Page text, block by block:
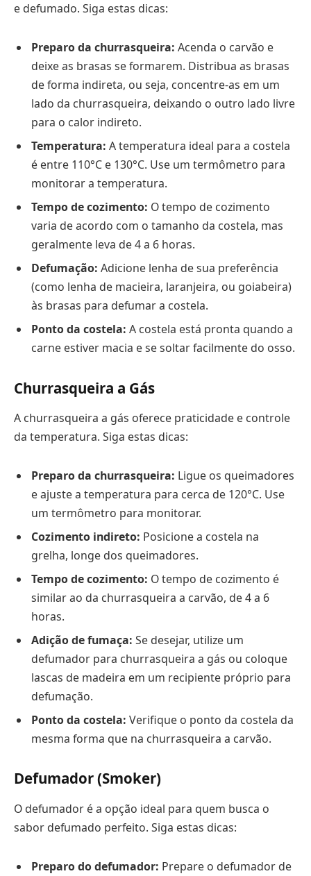
e defumado. Siga estas dicas:
Preparo da churrasqueira: Acenda o carvão e
deixe as brasas se formarem. Distribua as brasas
de forma indireta, ou seja, concentre-as em um
lado da churrasqueira, deixando o outro lado livre
para o calor indireto.
Temperatura: A temperatura ideal para a costela
é entre 110°C e 130°C. Use um termômetro para
monitorar a temperatura.
Tempo de cozimento: O tempo de cozimento
varia de acordo com o tamanho da costela, mas
geralmente leva de 4 a 6 horas.
Defumação: Adicione lenha de sua preferência
(como lenha de macieira, laranjeira, ou goiabeira)
às brasas para defumar a costela.
Ponto da costela: A costela está pronta quando a
carne estiver macia e se soltar facilmente do osso.
Churrasqueira a Gás
A churrasqueira a gás oferece praticidade e controle
da temperatura. Siga estas dicas:
Preparo da churrasqueira: Ligue os queimadores
e ajuste a temperatura para cerca de 120°C. Use
um termômetro para monitorar.
Cozimento indireto: Posicione a costela na
grelha, longe dos queimadores.
Tempo de cozimento: O tempo de cozimento é
similar ao da churrasqueira a carvão, de 4 a 6
horas.
Adição de fumaça: Se desejar, utilize um
defumador para churrasqueira a gás ou coloque
lascas de madeira em um recipiente próprio para
defumação.
Ponto da costela: Verifique o ponto da costela da
mesma forma que na churrasqueira a carvão.
Defumador (Smoker)
O defumador é a opção ideal para quem busca o
sabor defumado perfeito. Siga estas dicas:
Preparo do defumador: Prepare o defumador de